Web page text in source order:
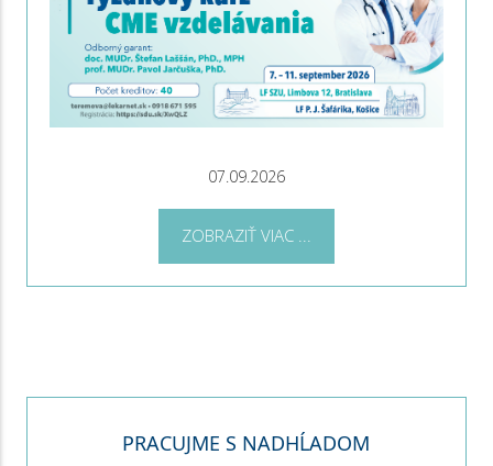
07.09.2026
ZOBRAZIŤ VIAC ...
PRACUJME S NADHĹADOM